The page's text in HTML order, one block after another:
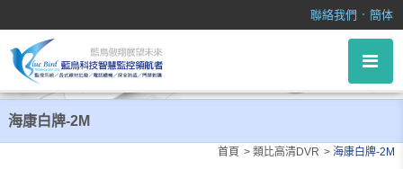
聯絡我們 ． 簡体
海康白牌-2M
首頁 類比高清DVR 海康白牌-2M